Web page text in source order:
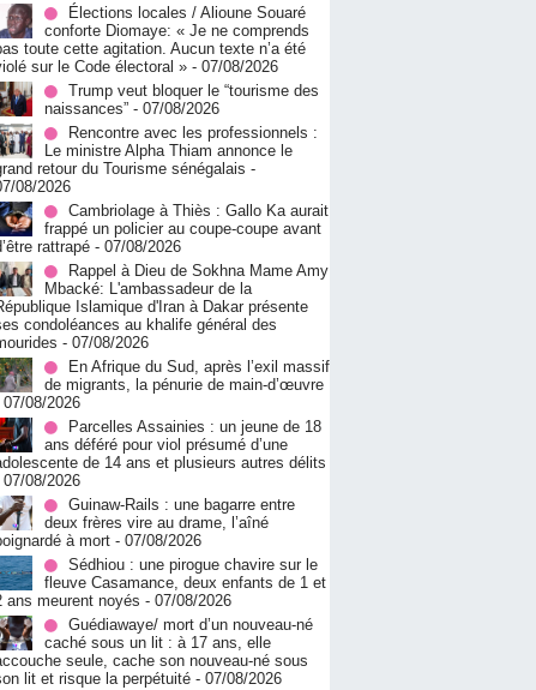
Élections locales / Alioune Souaré
conforte Diomaye: « Je ne comprends
toute cette agitation. Aucun texte n’a été
sur le Code électoral » - 07/08/2026
Trump veut bloquer le “tourisme des
naissances” - 07/08/2026
Rencontre avec les professionnels :
Le ministre Alpha Thiam annonce le
retour du Tourisme sénégalais -
08/2026
Cambriolage à Thiès : Gallo Ka aurait
frappé un policier au coupe-coupe avant
rattrapé - 07/08/2026
Rappel à Dieu de Sokhna Mame Amy
Mbacké: L'ambassadeur de la
Islamique d'Iran à Dakar présente
condoléances au khalife général des
- 07/08/2026
En Afrique du Sud, après l’exil massif
de migrants, la pénurie de main-d’œuvre
07/08/2026
Parcelles Assainies : un jeune de 18
ans déféré pour viol présumé d’une
de 14 ans et plusieurs autres délits
07/08/2026
Guinaw-Rails : une bagarre entre
deux frères vire au drame, l’aîné
à mort - 07/08/2026
Sédhiou : une pirogue chavire sur le
fleuve Casamance, deux enfants de 1 et
ans meurent noyés - 07/08/2026
Guédiawaye/ mort d’un nouveau-né
caché sous un lit : à 17 ans, elle
seule, cache son nouveau-né sous
lit et risque la perpétuité - 07/08/2026